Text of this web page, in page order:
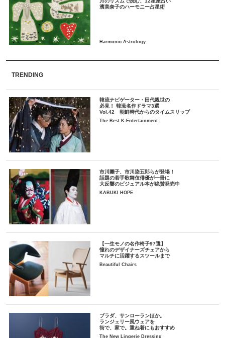
TRENDING
韓流ナビゲーター・田代親世の
必見！ 韓流名作ドラマ3選
Vol.42 朝鮮時代からのタイムスリップ
The Best K-Entertainment
市川團子、市川染五郎らが登場！
話題の若手歌舞伎俳優が一冊に
大反響のビジュアル本が絶賛発売中
KABUKI HOPE
【一生モノの名作椅子97選】
憧れのデザイナーズチェアから
マルチに活躍するスツールまで
Beautiful Chairs
プラダ、サンローランほか。
ランジェリー風ウェアを
街で、家で。重ね着にもおすすめ
The New Lingerie Dressing